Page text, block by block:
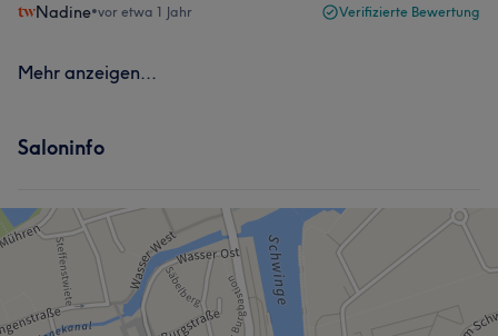
Nadine•vor etwa 1 Jahr Verifizierte Bewertung
Mehr anzeigen...
Saloninfo